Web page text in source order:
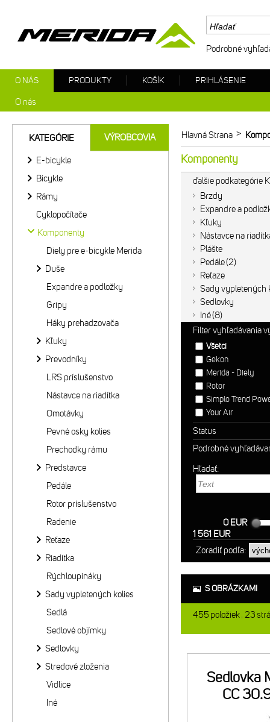
Hlavná Strana >
Komponenty
ďalšie podkategórie
Brzdy
Expandre a
Kľuky
Nástavce na
Plášte
Pedále 2
Reťaze
Sady vypletených
Sedlovky
Iné 8
Filter vyhľadávania
Všetci
Gekon
Merida - Diely
Rotor
Simplo Trend
Your Air
Status
Podrobné
Hľadať:
0 EUR
1 561 EUR
Zoradiť podľa:
S OBRÁZKAMI
455položiek 23
Sedlovka
CC
KATEGÓRIE VÝROBCOVIA
E-bicykle
Bicykle
Rámy
Cyklopočítače
Komponenty
Diely pre e-bicykle Merida
Duše
Expandre a podložky
Gripy
Háky prehadzovača
Kľuky
Prevodníky
LRS príslušenstvo
Nástavce na riadítka
Omotávky
Pevné osky kolies
Prechodky rámu
Predstavce
Pedále
Rotor príslušenstvo
Radenie
Reťaze
Riadítka
Rýchloupináky
Sady vypletených kolies
Sedlá
Sedlové objímky
Sedlovky
Stredové zloženia
Vidlice
Iné
Podrobné
O NÁS
O nás
PRODUKTY KOŠÍK PRIHLÁSENIE